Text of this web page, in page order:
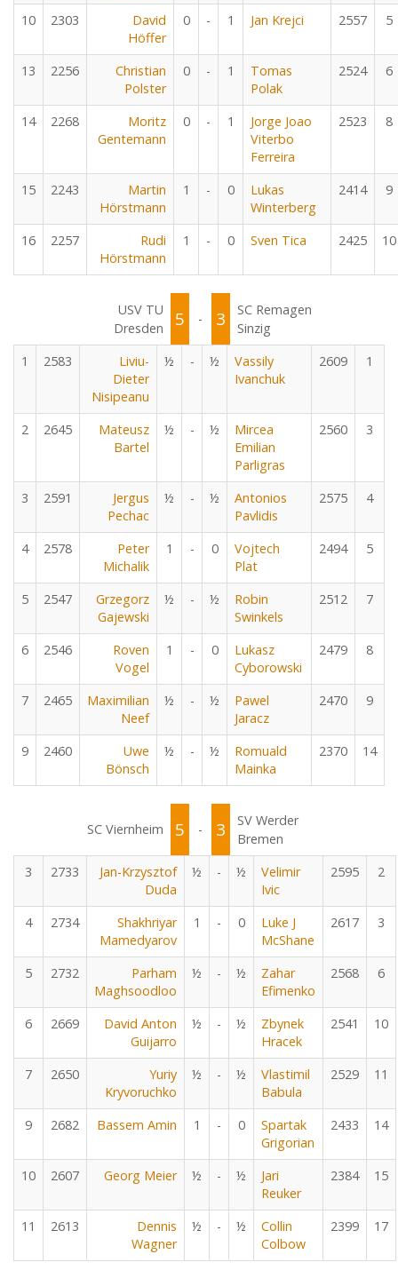
10 2303
David
Höffer
0 - 1 Jan Krejci 2557 5
13 2256
Christian
Polster
0 - 1
Tomas
Polak
2524 6
14 2268
Moritz
Gentemann
0 - 1
Jorge Joao
Viterbo
Ferreira
2523 8
15 2243
Martin
Hörstmann
1 - 0
Lukas
Winterberg
2414 9
16 2257
Rudi
Hörstmann
1 - 0 Sven Tica 2425 10
USV TU
Dresden
5 - 3
SC Remagen
Sinzig
1
2583
Liviu-
Dieter
Nisipeanu
½ - ½
Vassily
Ivanchuk
2609 1
2 2645
Mateusz
Bartel
½ - ½
Mircea
Emilian
Parligras
2560 3
3 2591
Jergus
Pechac
½ - ½
Antonios
Pavlidis
2575 4
4 2578
Peter
Michalik
1 - 0
Vojtech
Plat
2494 5
5 2547
Grzegorz
Gajewski
½ - ½
Robin
Swinkels
2512 7
6 2546
Roven
Vogel
1 - 0
Lukasz
Cyborowski
2479 8
7 2465
Maximilian
Neef
½ - ½
Pawel
Jaracz
2470 9
9 2460
Uwe
Bönsch
½ - ½
Romuald
Mainka
2370 14
SC Viernheim 5 - 3
SV Werder
Bremen
3
2733
Jan-Krzysztof
Duda
½ - ½
Velimir
Ivic
2595 2
4 2734
Shakhriyar
Mamedyarov
1 - 0
Luke J
McShane
2617 3
5 2732
Parham
Maghsoodloo
½ - ½
Zahar
Efimenko
2568 6
6 2669
David Anton
Guijarro
½ - ½
Zbynek
Hracek
2541 10
7 2650
Yuriy
Kryvoruchko
½ - ½
Vlastimil
Babula
2529 11
9 2682 Bassem Amin 1 - 0
Spartak
Grigorian
2433 14
10 2607 Georg Meier ½ - ½
Jari
Reuker
2384 15
11 2613
Dennis
Wagner
½ - ½
Collin
Colbow
2399 17